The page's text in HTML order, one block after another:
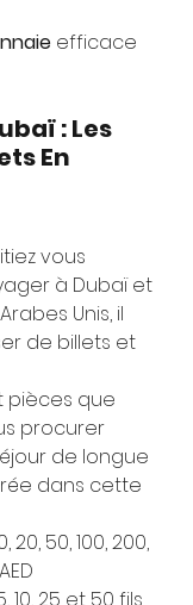
efficace
: Les
En
vous
à Dubaï et
Unis, il
de billets et
pièces que
procurer
de longue
dans cette
20, 50, 100, 200,